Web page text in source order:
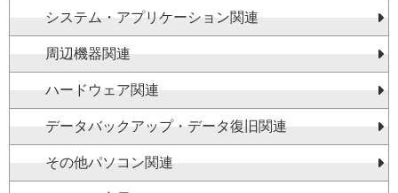
システム・アプリケーション関連
周辺機器関連
ハードウェア関連
データバックアップ・データ復旧関連
その他パソコン関連